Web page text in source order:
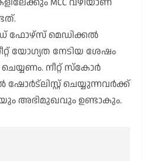
ഫോഴ്സ് മെഡിക്കൽ
യോഗ്യത നേടിയ ശേഷം
ചെയ്യണം. നീറ്റ് സ്കോർ
ചെയ്യുന്നവർക്ക്
അഭിമുഖവും ഉണ്ടാകും.